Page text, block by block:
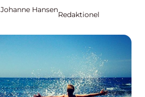
Johanne Hansen
Redaktionel